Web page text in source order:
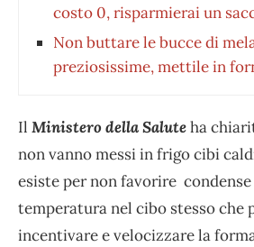
costo 0, risparmierai un
Non buttare le bucce di
preziosissime, mettile in
Il Ministero della Saluteha
non vanno messi in frigo cibi
esiste per non favorire
temperatura nel cibo stesso che
incentivare e velocizzare la